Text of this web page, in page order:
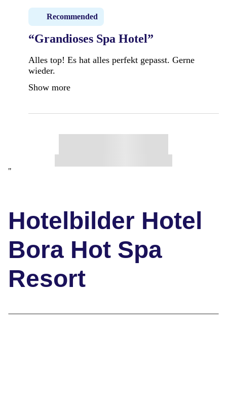
Recommended
“Grandioses Spa Hotel”
Alles top! Es hat alles perfekt gepasst. Gerne
wieder.
Show more
"
Hotelbilder Hotel
Bora Hot Spa
Resort